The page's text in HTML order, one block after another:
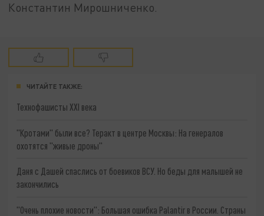
Константин Мирошниченко.
ЧИТАЙТЕ ТАКЖЕ:
Технофашисты XXI века
"Кротами" были все? Теракт в центре Москвы: На генералов
охотятся "живые дроны"
Даня с Дашей спаслись от боевиков ВСУ. Но беды для малышей не
закончились
"Очень плохие новости": Большая ошибка Palantir в России. Страны